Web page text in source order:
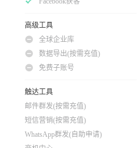
高级工具
全球企业库
数据导出(按需充值)
免费子账号
触达工具
邮件群发(按需充值)
短信营销(按需充值)
WhatsApp群发(自助申请)